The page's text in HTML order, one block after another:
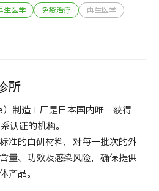
综合医院）
生医学 免疫治疗
再生医学
所
制造工厂是日本国内唯一获得
认证的机构。
准的自研材料，对每一批次的外
量、功效及感染风险，确保提供
产品。